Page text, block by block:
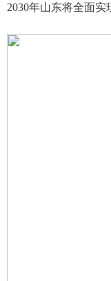
2030年山东将全面实